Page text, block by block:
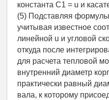
константа С1 = u и
(5) Подставляя
учитывая известное
линейной u и угловой
откуда после
для расчета тепловой
внутренний диаметр
практически равный
вала, к которому